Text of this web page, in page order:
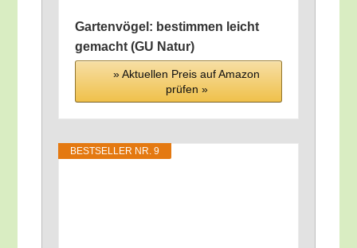
Gar­ten­vö­gel: bestim­men leicht
gemacht (GU Natur)
» Aktu­el­len Preis auf Ama­zon
prü­fen »
BEST­SEL­LER NR. 9